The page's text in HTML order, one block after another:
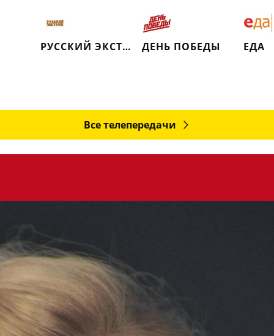
РУССКИЙ ЭКСТРИМ (РЕТРО) ДЕНЬ ПОБЕДЫ ЕДА
Все телепередачи